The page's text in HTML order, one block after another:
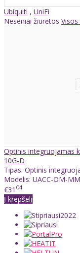
Ubiquiti , UniFi
Neseniai žiūrėtos Visos
Optinis integruojamas
10G-D
Tipas: Optinis
Modelis: UACC-OM-
€31 04
Į krepšelį